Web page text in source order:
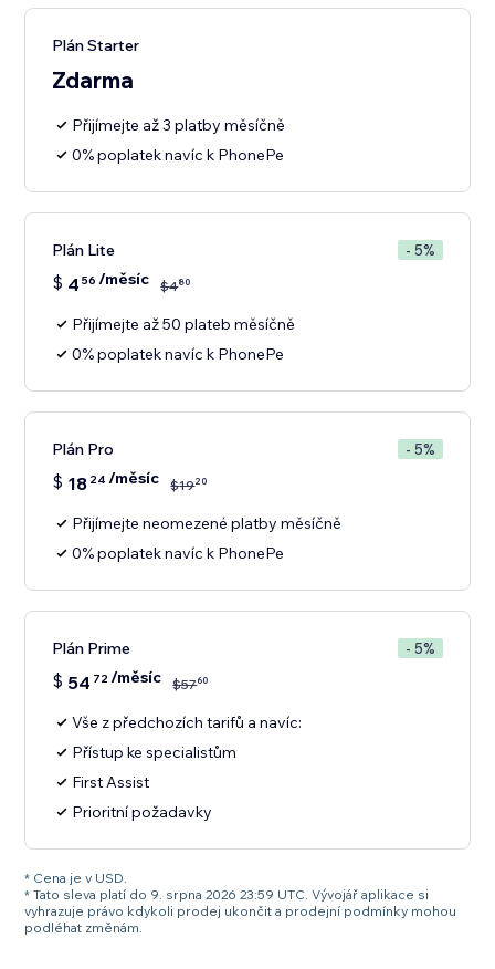
Plán Starter
Zdarma
Přijímejte až 3 platby měsíčně
0% poplatek navíc k PhonePe
Plán Lite - 5%
$ 4 56 /měsíc $480
Přijímejte až 50 plateb měsíčně
0% poplatek navíc k PhonePe
Plán Pro - 5%
$ 18 24 /měsíc $1920
Přijímejte neomezené platby měsíčně
0% poplatek navíc k PhonePe
Plán Prime - 5%
$ 54 72/měsíc $5760
Vše z předchozích tarifů a navíc:
Přístup ke specialistům
First Assist
Prioritní požadavky
* Cena je v USD.
* Tato sleva platí do 9. srpna 2026 23:59 UTC. Vývojář aplikace si
vyhrazuje právo kdykoli prodej ukončit a prodejní podmínky mohou
podléhat změnám.